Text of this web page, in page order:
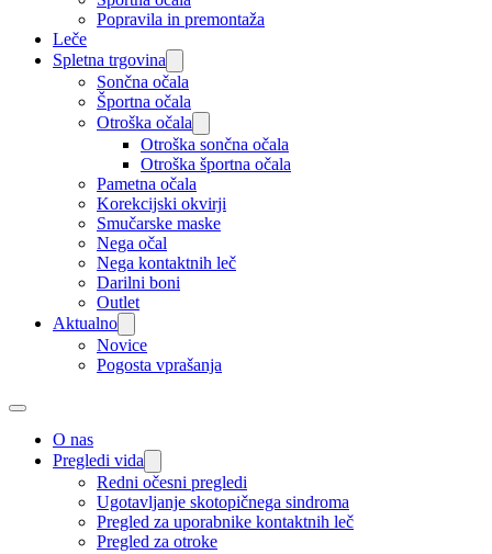
Popravila in premontaža
Leče
Spletna trgovina
Sončna očala
Športna očala
Otroška očala
Otroška sončna očala
Otroška športna očala
Pametna očala
Korekcijski okvirji
Smučarske maske
Nega očal
Nega kontaktnih leč
Darilni boni
Outlet
Aktualno
Novice
Pogosta vprašanja
O nas
Pregledi vida
Redni očesni pregledi
Ugotavljanje skotopičnega sindroma
Pregled za uporabnike kontaktnih leč
Pregled za otroke